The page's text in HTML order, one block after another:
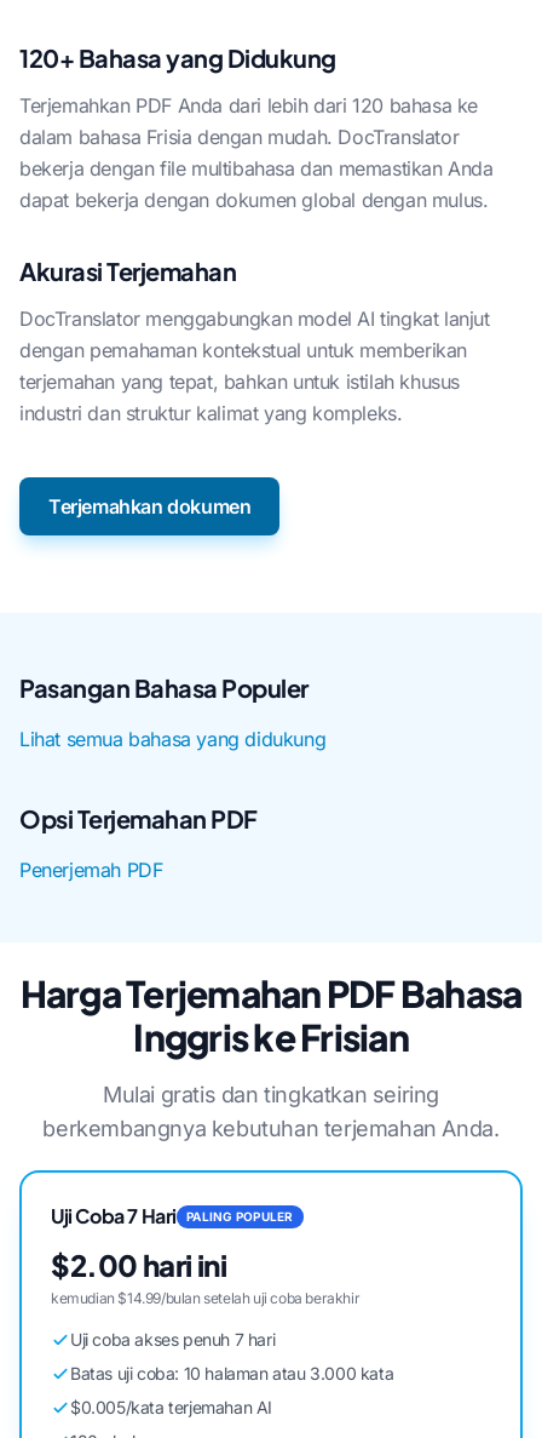
120+ Bahasa yang Didukung
Terjemahkan PDF Anda dari lebih dari 120 bahasa ke
dalam bahasa Frisia dengan mudah. DocTranslator
bekerja dengan file multibahasa dan memastikan Anda
dapat bekerja dengan dokumen global dengan mulus.
Akurasi Terjemahan
DocTranslator menggabungkan model AI tingkat lanjut
dengan pemahaman kontekstual untuk memberikan
terjemahan yang tepat, bahkan untuk istilah khusus
industri dan struktur kalimat yang kompleks.
Terjemahkan dokumen
Pasangan Bahasa Populer
Lihat semua bahasa yang didukung
Opsi Terjemahan PDF
Penerjemah PDF
Harga Terjemahan PDF Bahasa
Inggris ke Frisian
Mulai gratis dan tingkatkan seiring
berkembangnya kebutuhan terjemahan Anda.
Uji Coba 7 Hari PALING POPULER
$2.00 hari ini
kemudian $14.99/bulan setelah uji coba berakhir
Uji coba akses penuh 7 hari
Batas uji coba: 10 halaman atau 3.000 kata
$0.005/kata terjemahan AI